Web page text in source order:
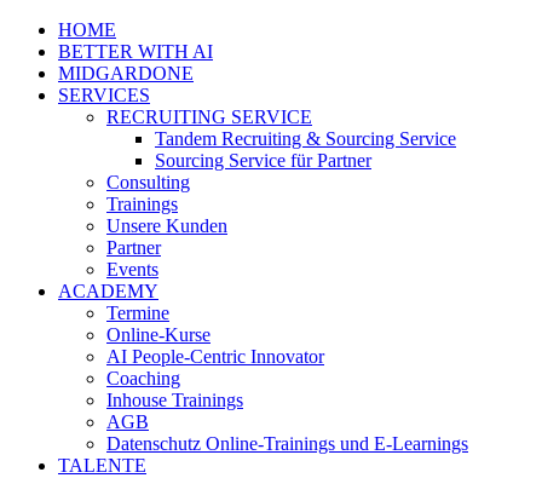
HOME
BETTER WITH AI
MIDGARDONE
SERVICES
RECRUITING SERVICE
Tandem Recruiting & Sourcing Service
Sourcing Service für Partner
Consulting
Trainings
Unsere Kunden
Partner
Events
ACADEMY
Termine
Online-Kurse
AI People-Centric Innovator
Coaching
Inhouse Trainings
AGB
Datenschutz Online-Trainings und E-Learnings
TALENTE